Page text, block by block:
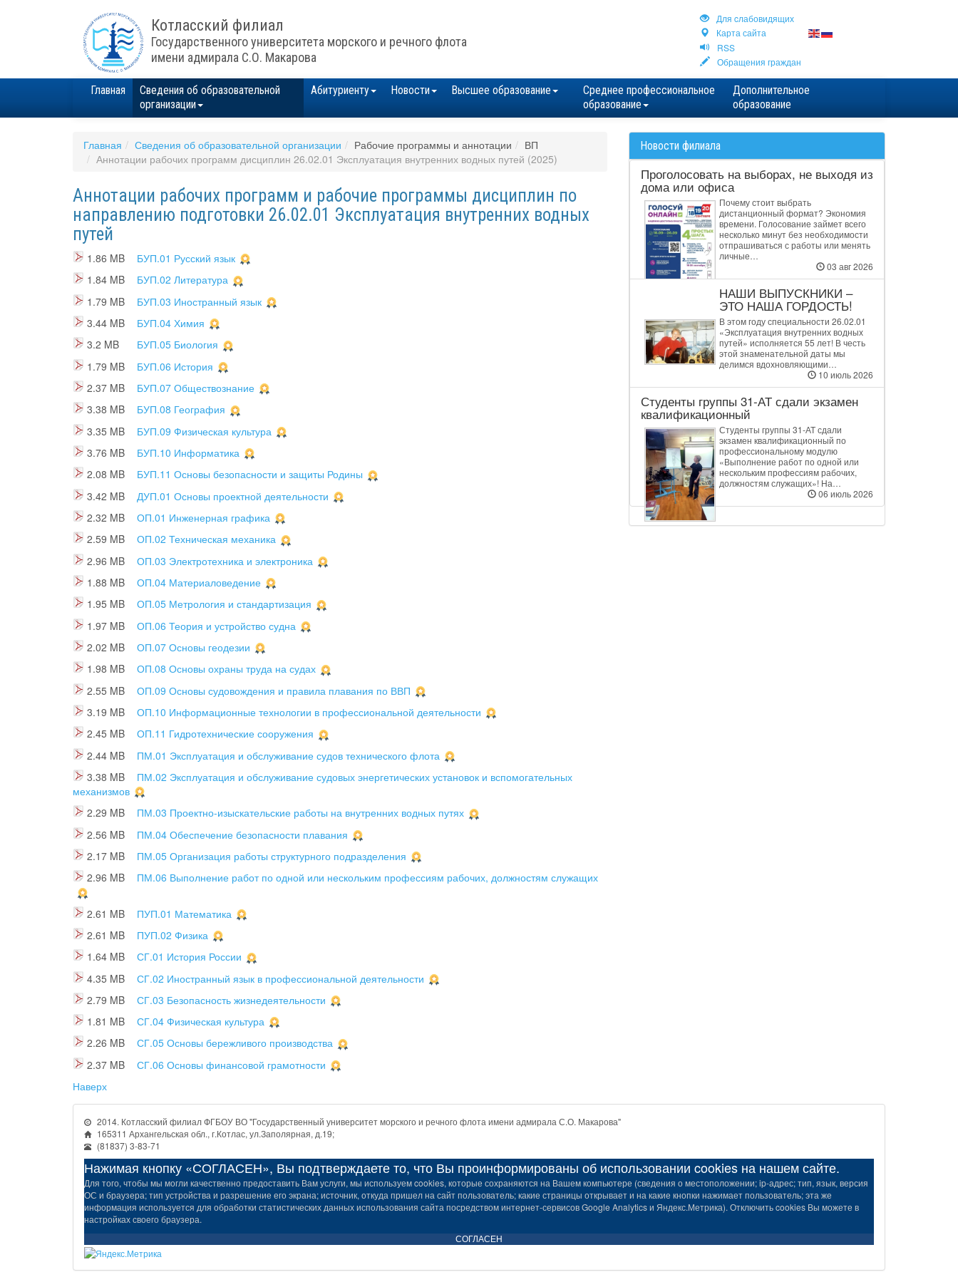
Котласский филиал
Государственного университета морского и речного флота
имени адмирала С.О. Макарова
Для cлабовидящих
Карта сайта
RSS
Обращения граждан
Главная
Сведения об образовательной
организации
Абитуриенту Новости Высшее образование
Среднее профессиональное
образование
Дополнительное
образование
Главная Сведения об образовательной организации Рабочие программы и аннотации
ВП
Аннотации рабочих программ дисциплин 26.02.01 Эксплуатация внутренних водных путей (2025)
Аннотации рабочих программ и рабочие программы дисциплин по
направлению подготовки 26.02.01 Эксплуатация внутренних водных
путей
1.86 MB
БУП.01 Русский язык
1.84 MB
БУП.02 Литература
1.79 MB
БУП.03 Иностранный язык
3.44 MB
БУП.04 Химия
3.2 MB
БУП.05 Биология
1.79 MB
БУП.06 История
2.37 MB
БУП.07 Обществознание
3.38 MB
БУП.08 География
3.35 MB
БУП.09 Физическая культура
3.76 MB
БУП.10 Информатика
2.08 MB
БУП.11 Основы безопасности и защиты Родины
3.42 MB
ДУП.01 Основы проектной деятельности
2.32 MB
ОП.01 Инженерная графика
2.59 MB
ОП.02 Техническая механика
2.96 MB
ОП.03 Электротехника и электроника
1.88 MB
ОП.04 Материаловедение
1.95 MB
ОП.05 Метрология и стандартизация
1.97 MB
ОП.06 Теория и устройство судна
2.02 MB
ОП.07 Основы геодезии
1.98 MB
ОП.08 Основы охраны труда на судах
2.55 MB
ОП.09 Основы судовождения и правила плавания по ВВП
3.19 MB
ОП.10 Информационные технологии в профессиональной деятельности
2.45 MB
ОП.11 Гидротехнические сооружения
2.44 MB
ПМ.01 Эксплуатация и обслуживание судов технического флота
3.38 MB
ПМ.02 Эксплуатация и обслуживание судовых энергетических установок и вспомогательных
механизмов
2.29 MB
ПМ.03 Проектно-изыскательские работы на внутренних водных путях
2.56 MB
ПМ.04 Обеспечение безопасности плавания
2.17 MB
ПМ.05 Организация работы структурного подразделения
2.96 MB
ПМ.06 Выполнение работ по одной или нескольким профессиям рабочих, должностям служащих
2.61 MB
ПУП.01 Математика
2.61 MB
ПУП.02 Физика
1.64 MB
СГ.01 История России
4.35 MB
СГ.02 Иностранный язык в профессиональной деятельности
2.79 MB
СГ.03 Безопасность жизнедеятельности
1.81 MB
СГ.04 Физическая культура
2.26 MB
СГ.05 Основы бережливого производства
2.37 MB
СГ.06 Основы финансовой грамотности
Наверх
Новости филиала
Проголосовать на выборах, не выходя из
дома или офиса
Почему стоит выбрать
дистанционный формат? Экономия
времени. Голосование займет всего
несколько минут без необходимости
отпрашиваться с работы или менять
личные…
03 авг 2026
НАШИ ВЫПУСКНИКИ –
ЭТО НАША ГОРДОСТЬ!
В этом году специальности 26.02.01
«Эксплуатация внутренних водных
путей» исполняется 55 лет! В честь
этой знаменательной даты мы
делимся вдохновляющими…
10 июль 2026
Студенты группы 31‑АТ сдали экзамен
квалификационный
Студенты группы 31‑АТ сдали
экзамен квалификационный по
профессиональному модулю
«Выполнение работ по одной или
нескольким профессиям рабочих,
должностям служащих»! На…
06 июль 2026
2014. Котласский филиал ФГБОУ ВО "Государственный университет морского и речного флота имени адмирала С.О. Макарова"
165311 Архангельская обл., г.Котлас, ул.Заполярная, д.19;
(81837) 3-83-71
Нажимая кнопку «СОГЛАСЕН», Вы подтверждаете то, что Вы проинформированы об использовании cookies на нашем сайте.
Для того, чтобы мы могли качественно предоставить Вам услуги, мы используем cookies, которые сохраняются на Вашем компьютере (сведения о местоположении; ip-адрес; тип, язык, версия
ОС и браузера; тип устройства и разрешение его экрана; источник, откуда пришел на сайт пользователь; какие страницы открывает и на какие кнопки нажимает пользователь; эта же
информация используется для обработки статистических данных использования сайта посредством интернет-сервисов Google Analytics и Яндекс.Метрика). Отключить cookies Вы можете в
настройках своего браузера.
СОГЛАСЕН